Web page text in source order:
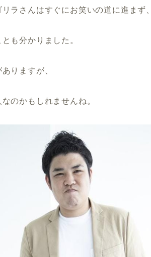
ラさんはすぐにお笑いの道に進まず、
も分かりました。
りますが、
のかもしれませんね。